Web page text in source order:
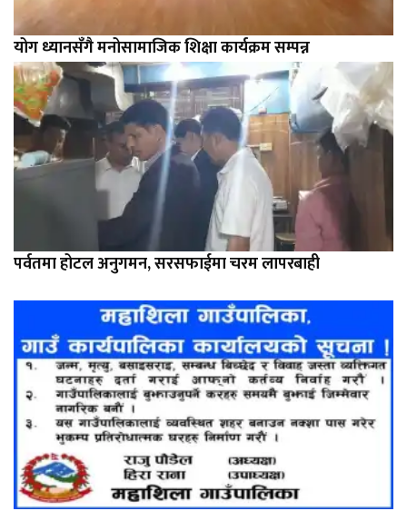
योग ध्यानसँगै मनोसामाजिक शिक्षा कार्यक्रम सम्पन्न
पर्वतमा होटल अनुगमन, सरसफाईमा चरम लापरबाही